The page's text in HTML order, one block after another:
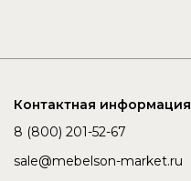
Контактная информация
8 (800) 201-52-67
sale@mebelson-market.ru